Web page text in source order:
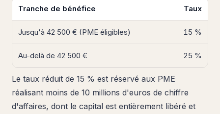
Tranche de bénéfice Taux
Jusqu'à 42 500 € (PME éligibles) 15 %
Au-delà de 42 500 € 25 %
Le taux réduit de 15 % est réservé aux PME
réalisant moins de 10 millions d'euros de chiffre
d'affaires, dont le capital est entièrement libéré et